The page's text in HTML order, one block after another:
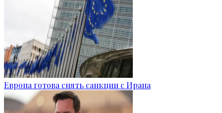
Европа готова снять санкции с Ирана